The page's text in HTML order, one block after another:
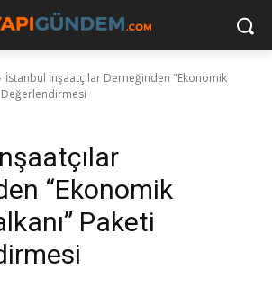
İstanbul İnşaatçılar Derneğinden "Ekonomik
Değerlendirmesi
“Ekonomik
Paketi